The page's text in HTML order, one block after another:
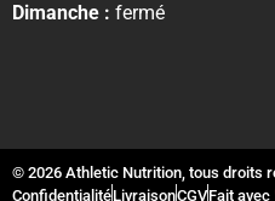
Dimanche : fermé
© 2026 Athletic Nutrition, tous droits
ConfidentialitéLivraisonCGVFait avec